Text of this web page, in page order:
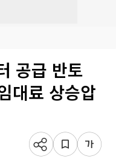
공급 반토
대료 상승압